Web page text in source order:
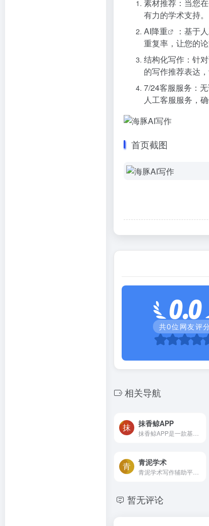
素材推荐：当您
有力的学术支持。
AI降重
：基于
重复率，让您的
结构化写作：针
的写作推荐表达
7/24客服服务：
人工客服服务，
首页截图
0.0
共0位网友评分
相关导航
抹香鲸APP
青泥学术
暂无评论